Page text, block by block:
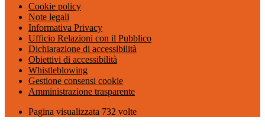
Cookie policy
Note legali
Informativa Privacy
Ufficio Relazioni con il Pubblico
Dichiarazione di accessibilità
Obiettivi di accessibilità
Whistleblowing
Gestione consensi cookie
Amministrazione trasparente
Pagina visualizzata 732 volte